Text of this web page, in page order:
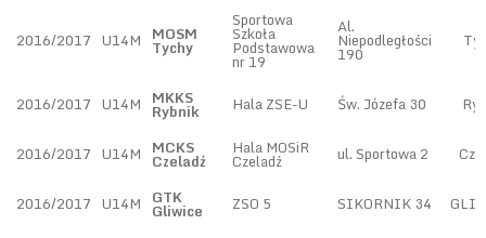
2016/2017 U14M MOSM
Tychy
Sportowa
Szkoła
Podstawowa
nr 19
Al.
Niepodległości
190
2016/2017 U14M MKKS
Rybnik Hala ZSE-U Św. Józefa 30
2016/2017 U14M MCKS
Czeladź
Hala MOSiR
Czeladź ul. Sportowa 2
2016/2017 U14M GTK
Gliwice ZSO 5 SIKORNIK 34